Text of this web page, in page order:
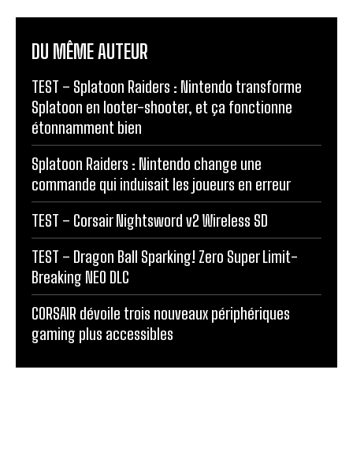
DU MÊME AUTEUR
TEST – Splatoon Raiders : Nintendo transforme
Splatoon en looter-shooter, et ça fonctionne
étonnamment bien
Splatoon Raiders : Nintendo change une
commande qui induisait les joueurs en erreur
TEST – Corsair Nightsword v2 Wireless SD
TEST – Dragon Ball Sparking! Zero Super Limit-
Breaking NEO DLC
CORSAIR dévoile trois nouveaux périphériques
gaming plus accessibles